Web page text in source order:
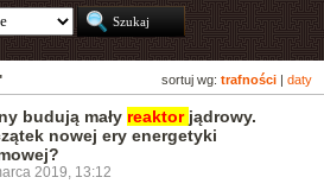
sortuj wg: trafności daty
budują mały reaktor jądrowy.
nowej ery energetyki
2019, 13:12